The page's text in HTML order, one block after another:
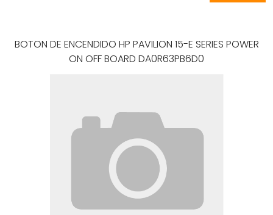
BOTON DE ENCENDIDO HP PAVILION 15-E SERIES POWER
ON OFF BOARD DA0R63PB6D0